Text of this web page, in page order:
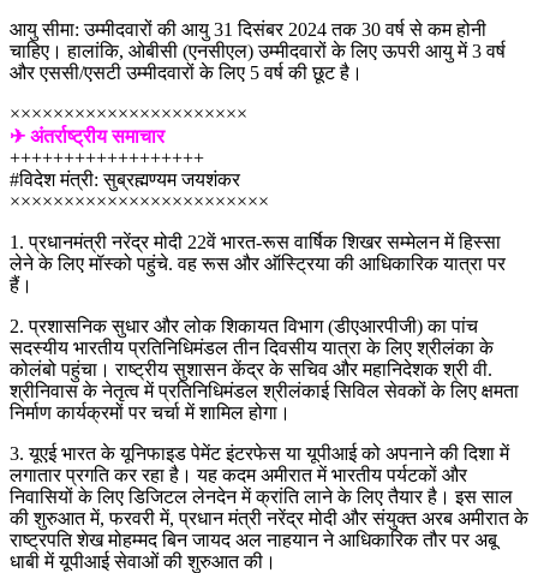
आयु सीमा: उम्मीदवारों की आयु 31 दिसंबर 2024 तक 30 वर्ष से कम होनी
चाहिए। हालांकि, ओबीसी (एनसीएल) उम्मीदवारों के लिए ऊपरी आयु में 3 वर्ष
और एससी/एसटी उम्मीदवारों के लिए 5 वर्ष की छूट है।
××××××××××××××××××××××
✈ अंतर्राष्ट्रीय समाचार
++++++++++++++++++
#विदेश मंत्री: सुब्रह्मण्यम जयशंकर
××××××××××××××××××××××××
1. प्रधानमंत्री नरेंद्र मोदी 22वें भारत-रूस वार्षिक शिखर सम्मेलन में हिस्सा
लेने के लिए मॉस्को पहुंचे. वह रूस और ऑस्ट्रिया की आधिकारिक यात्रा पर
हैं।
2. प्रशासनिक सुधार और लोक शिकायत विभाग (डीएआरपीजी) का पांच
सदस्यीय भारतीय प्रतिनिधिमंडल तीन दिवसीय यात्रा के लिए श्रीलंका के
कोलंबो पहुंचा। राष्ट्रीय सुशासन केंद्र के सचिव और महानिदेशक श्री वी.
श्रीनिवास के नेतृत्व में प्रतिनिधिमंडल श्रीलंकाई सिविल सेवकों के लिए क्षमता
निर्माण कार्यक्रमों पर चर्चा में शामिल होगा।
3. यूएई भारत के यूनिफाइड पेमेंट इंटरफेस या यूपीआई को अपनाने की दिशा में
लगातार प्रगति कर रहा है। यह कदम अमीरात में भारतीय पर्यटकों और
निवासियों के लिए डिजिटल लेनदेन में क्रांति लाने के लिए तैयार है। इस साल
की शुरुआत में, फरवरी में, प्रधान मंत्री नरेंद्र मोदी और संयुक्त अरब अमीरात के
राष्ट्रपति शेख मोहम्मद बिन जायद अल नाहयान ने आधिकारिक तौर पर अबू
धाबी में यूपीआई सेवाओं की शुरुआत की।